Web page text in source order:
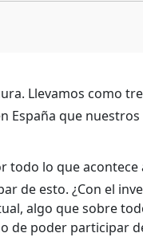
Llevamos como
España que
todo lo que acontece
de esto. ¿Con el
algo que sobre
de poder participar